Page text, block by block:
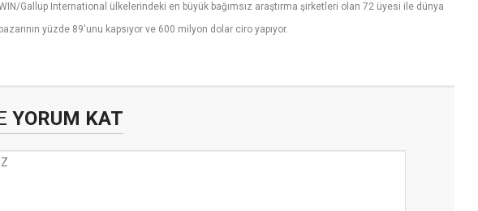
Gallup International ülkelerindeki en büyük bağımsız araştırma şirketleri olan 72 üyesi ile dünya
pazarının yüzde 89'unu kapsıyor ve 600 milyon dolar ciro yapıyor.
YORUM KAT